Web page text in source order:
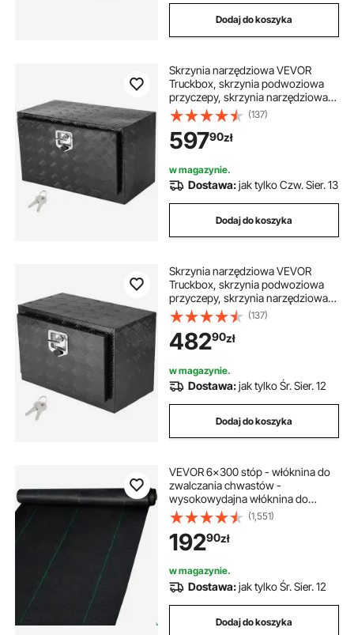
Dodaj do koszyka
Skrzynia narzędziowa VEVOR
Truckbox, skrzynia podwoziowa
przyczepy, skrzynia narzędziowa
760 x 432 x 457 mm, skrzynia do
przechowywania w pickupie, stop
aluminium, ładowność 30 kg,
zamykana skrzynia do
przechowywania
(137)
59790zł
w magazynie.
Dostawa:jak tylko Czw. Sier. 13
Dodaj do koszyka
Skrzynia narzędziowa VEVOR
Truckbox, skrzynia podwoziowa
przyczepy, skrzynia narzędziowa
610 x 430 x 460 mm, skrzynia do
przechowywania w samochodzie
dostawczym, stop aluminium,
ładowność 30 kg, zamykana
skrzynia do przechowywania
(137)
48290zł
w magazynie.
Dostawa:jak tylko Śr. Sier. 12
Dodaj do koszyka
VEVOR 6x300 stóp - włóknina do
zwalczania chwastów -
wysokowydajna włóknina do
zwalczania chwastów - włóknina
ogrodowa odporna na rozdarcia
(1,551)
19290zł
w magazynie.
Dostawa:jak tylko Śr. Sier. 12
Dodaj do koszyka